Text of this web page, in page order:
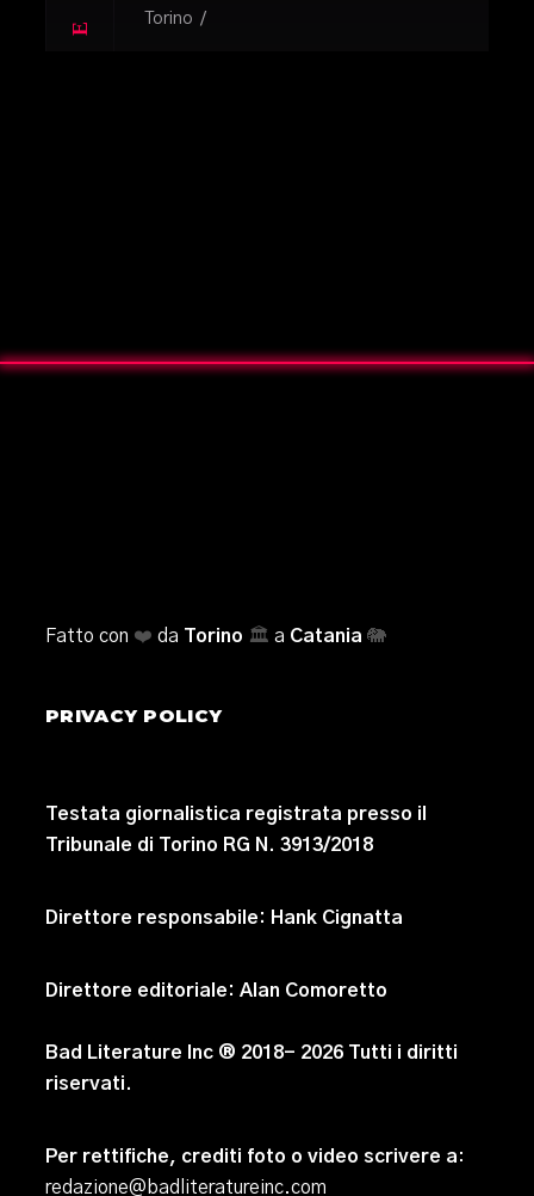
Torino
Fatto con ❤️da Torino 🏛️a Catania 🐘
PRIVACY POLICY
Testata giornalistica registrata presso il
Tribunale di Torino RG N. 3913/2018
Direttore responsabile: Hank Cignatta
Direttore editoriale: Alan Comoretto
Bad Literature Inc ® 2018- 2026 Tutti i diritti
riservati.
Per rettifiche, crediti foto o video scrivere a:
redazione@badliteratureinc.com